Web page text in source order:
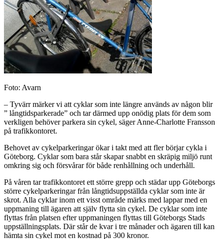
Foto: Avarn
– Tyvärr märker vi att cyklar som inte längre används av någon blir
” långtidsparkerade” och tar därmed upp onödig plats för dem som
verkligen behöver parkera sin cykel, säger Anne-Charlotte Fransson
på trafikkontoret.
Behovet av cykelparkeringar ökar i takt med att fler börjar cykla i
Göteborg. Cyklar som bara står skapar snabbt en skräpig miljö runt
omkring sig och försvårar för både renhållning och underhåll.
På våren tar trafikkontoret ett större grepp och städar upp Göteborgs
större cykelparkeringar från långtidsuppställda cyklar som inte är
skrot. Alla cyklar inom ett visst område märks med lappar med en
uppmaning till ägaren att själv flytta sin cykel. De cyklar som inte
flyttas från platsen efter uppmaningen flyttas till Göteborgs Stads
uppställningsplats. Där står de kvar i tre månader och ägaren till kan
hämta sin cykel mot en kostnad på 300 kronor.